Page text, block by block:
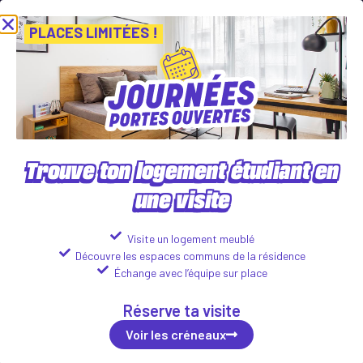
Portes Ouvertes ! Inscris-toi vite ! PLACES LIMITÉES Viens
Voir les créneaux
CAMPUS ALMA
27 – 29 Chemin de l’Armée d’Afrique, 13005 Marseille
Logements disponibles :
PLACES LIMITÉES !
Trouve ton logement étudiant en
une visite
Visite un logement meublé
Découvre les espaces communs de la résidence
Échange avec l’équipe sur place
Réserve ta visite
Voir les créneaux